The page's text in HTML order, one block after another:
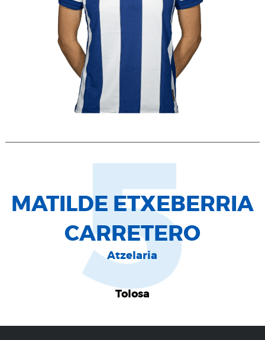
MATILDE ETXEBERRIA
CARRETERO
Atzelaria
Tolosa
5